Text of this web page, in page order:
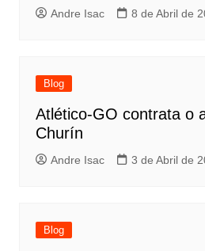
Andre Isac 8 de Abril de
Blog
Atlético-GO contrata o
Churín
Andre Isac 3 de Abril de
Blog